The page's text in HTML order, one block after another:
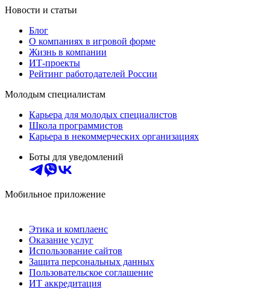
Новости и статьи
Блог
О компаниях в игровой форме
Жизнь в компании
ИТ-проекты
Рейтинг работодателей России
Молодым специалистам
Карьера для молодых специалистов
Школа программистов
Карьера в некоммерческих организациях
Боты для уведомлений
Мобильное приложение
Этика и комплаенс
Оказание услуг
Использование сайтов
Защита персональных данных
Пользовательское соглашение
ИТ аккредитация